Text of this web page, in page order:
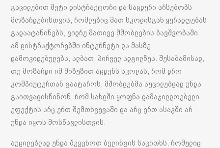
გაცილებით მეტი დისტრაქტორი და საცდური არსებობს
მოზარდებისთვის, რომლებიც მათ სკოლისგან ყურადღებას
გადაატანინებს, ვიდრე მათივე მშობლების ბავშვობაში.
ამ დისტრაქტორებში ინტერნეტი და მასზე
დამოკიდებულება, ალბათ, პირველ ადგილზეა. შესაბამისად,
თუ მოზარდი იმ მიზეზით აცდენს სკოლას, რომ დრო
კომპიუტერთან გაატაროს, მშობლებმა აუცილებლად უნდა
გაითვალისწინონ, რომ სახლში ყოფნა დამაჯილდოებელი
ეფექტის არც ერთ შემთხვევაში და არც ერთ ასაკში არ
უნდა იყოს მოსწავლისთვის.
აუცილებლად უნდა შევეხოთ ბულინგის საკითხს, რომელიც